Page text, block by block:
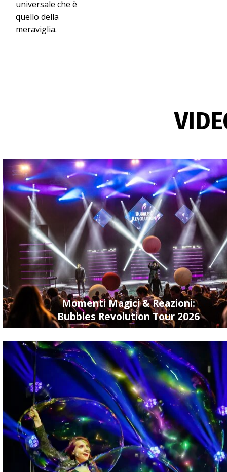
universale che è
quello della
meraviglia.
Momenti Magici & Reazioni:
Bubbles Revolution Tour 2026
Uno show di bolle di
eleganti, memorabili e
2 aprile 2026
Bubbles
Lo spettacolo di bolle di
universale e perfetto per
1 aprile 2026